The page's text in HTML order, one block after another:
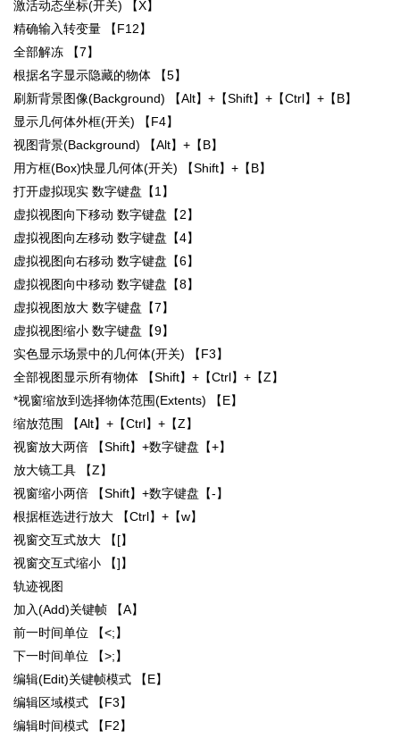
激活动态坐标(开关) 【X】
精确输入转变量 【F12】
全部解冻 【7】
根据名字显示隐藏的物体 【5】
刷新背景图像(Background) 【Alt】+【Shift】+【Ctrl】+【B】
显示几何体外框(开关) 【F4】
视图背景(Background) 【Alt】+【B】
用方框(Box)快显几何体(开关) 【Shift】+【B】
打开虚拟现实 数字键盘【1】
虚拟视图向下移动 数字键盘【2】
虚拟视图向左移动 数字键盘【4】
虚拟视图向右移动 数字键盘【6】
虚拟视图向中移动 数字键盘【8】
虚拟视图放大 数字键盘【7】
虚拟视图缩小 数字键盘【9】
实色显示场景中的几何体(开关) 【F3】
全部视图显示所有物体 【Shift】+【Ctrl】+【Z】
*视窗缩放到选择物体范围(Extents) 【E】
缩放范围 【Alt】+【Ctrl】+【Z】
视窗放大两倍 【Shift】+数字键盘【+】
放大镜工具 【Z】
视窗缩小两倍 【Shift】+数字键盘【-】
根据框选进行放大 【Ctrl】+【w】
视窗交互式放大 【[】
视窗交互式缩小 【]】
轨迹视图
加入(Add)关键帧 【A】
前一时间单位 【<;】
下一时间单位 【>;】
编辑(Edit)关键帧模式 【E】
编辑区域模式 【F3】
编辑时间模式 【F2】